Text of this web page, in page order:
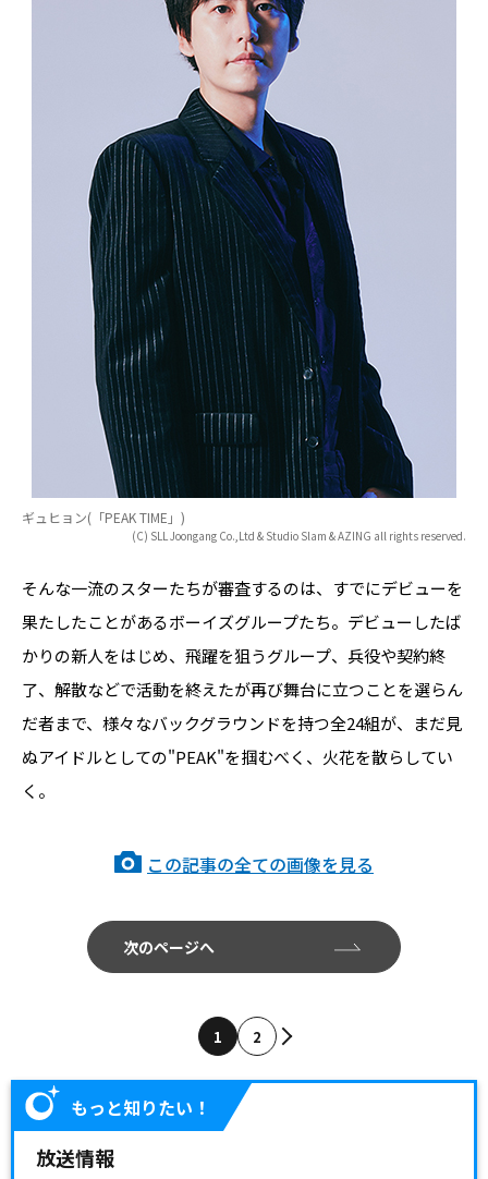
ギュヒョン(「PEAK TIME」)
(C) SLL Joongang Co.,Ltd & Studio Slam & AZING all rights reserved.
そんな一流のスターたちが審査するのは、すでにデビューを
果たしたことがあるボーイズグループたち。デビューしたば
かりの新人をはじめ、飛躍を狙うグループ、兵役や契約終
了、解散などで活動を終えたが再び舞台に立つことを選らん
だ者まで、様々なバックグラウンドを持つ全24組が、まだ見
ぬアイドルとしての"PEAK"を掴むべく、火花を散らしてい
く。
この記事の全ての画像を見る
次のページへ
1 2
もっと知りたい！
放送情報